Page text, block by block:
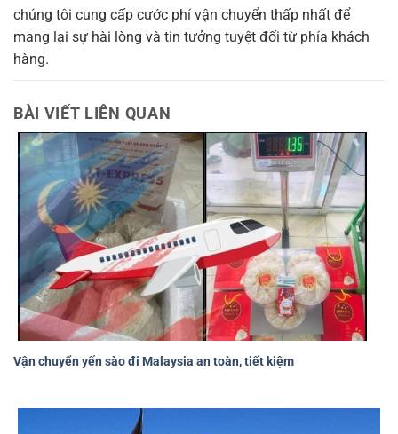
chúng tôi cung cấp cước phí vận chuyển thấp nhất để
mang lại sự hài lòng và tin tưởng tuyệt đối từ phía khách
hàng.
BÀI VIẾT LIÊN QUAN
Vận chuyển yến sào đi Malaysia an toàn, tiết kiệm